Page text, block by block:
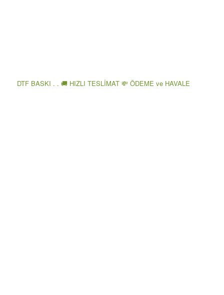
DTF BASKI . . 🚚 HIZLI TESLİMAT 💸 ÖDEME ve HAVALE